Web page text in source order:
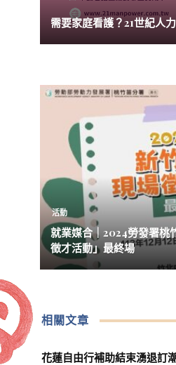
需要家庭看護？21世紀人
活動
就業媒合｜2024勞發署桃
徵才活動」最終場
相關文章
花蓮自由行補助結束湧退訂